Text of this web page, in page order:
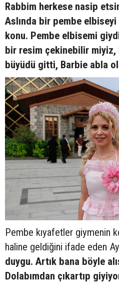
Rabbim herkese nasip
Aslında bir pembe
konu. Pembe elbisemi
bir resim çekinebilir miyiz,
büyüdü gitti, Barbie abla
Pembe kıyafetler giymenin
haline geldiğini ifade eden
duygu. Artık bana böyle
Dolabımdan çıkartıp